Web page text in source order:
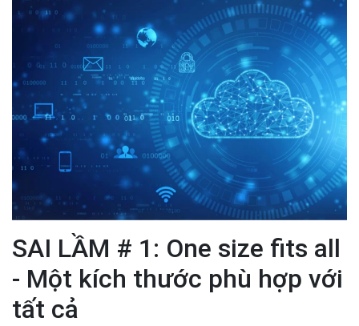
SAI LẦM # 1: One size fits all
- Một kích thước phù hợp với
tất cả